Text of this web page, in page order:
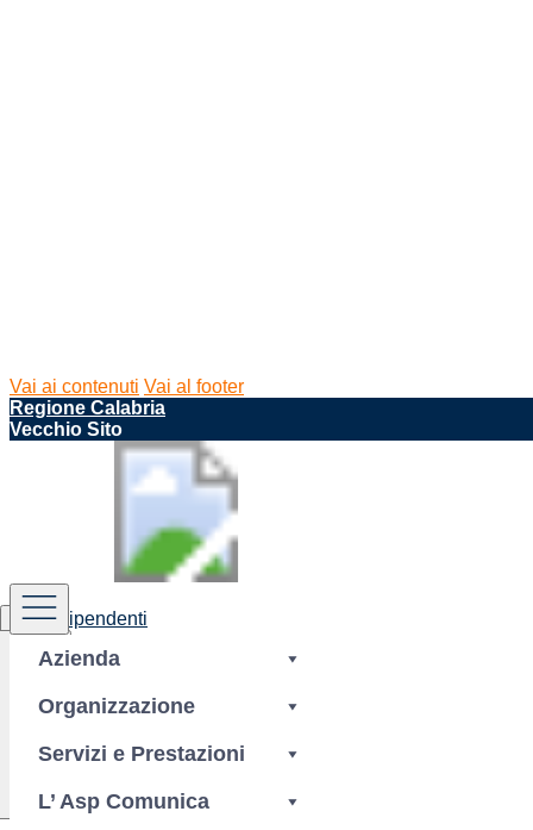
Vai ai contenuti Vai al footer
Regione Calabria
Vecchio Sito
Area Dipendenti
Azienda
Organizzazione
Servizi e Prestazioni
L’ Asp Comunica